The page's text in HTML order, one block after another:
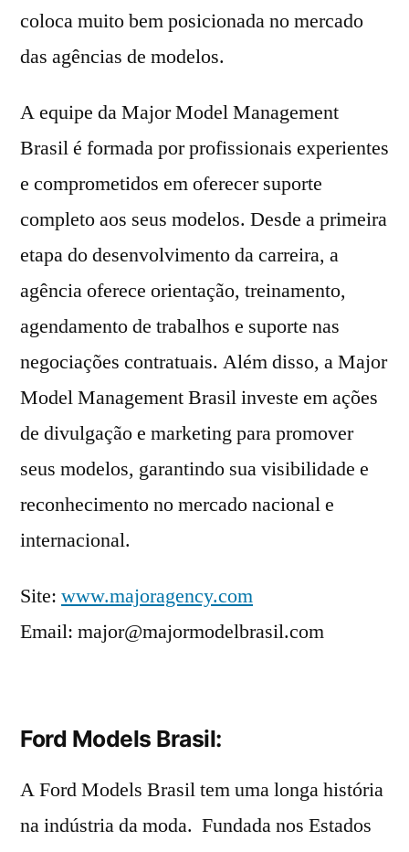
coloca muito bem posicionada no mercado
das agências de modelos.
A equipe da Major Model Management
Brasil é formada por profissionais experientes
e comprometidos em oferecer suporte
completo aos seus modelos. Desde a primeira
etapa do desenvolvimento da carreira, a
agência oferece orientação, treinamento,
agendamento de trabalhos e suporte nas
negociações contratuais. Além disso, a Major
Model Management Brasil investe em ações
de divulgação e marketing para promover
seus modelos, garantindo sua visibilidade e
reconhecimento no mercado nacional e
internacional.
Site: www.majoragency.com
Email: major@majormodelbrasil.com
Ford Models Brasil:
A Ford Models Brasil tem uma longa história
na indústria da moda. Fundada nos Estados